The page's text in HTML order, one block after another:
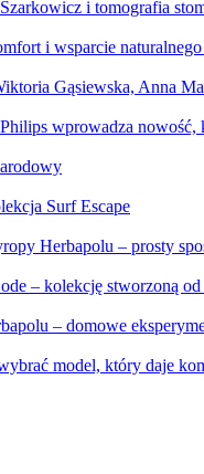
i tomografia
i wsparcie
Gąsiewska, Anna
wprowadza nowość,
Surf Escape
Herbapolu – prosty
– kolekcję stworzoną
– domowe
model, który daje